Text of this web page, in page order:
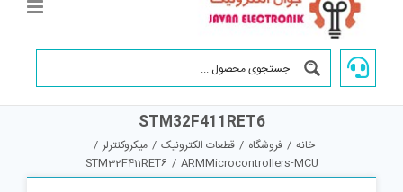
STM32F411RET6
خانه / فروشگاه / قطعات الکترونیک / میکروکنترلر /
ARMMicrocontrollers-MCU
/
STM32F411RET6